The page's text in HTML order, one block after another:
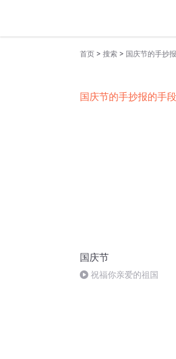
首页 > 搜索 > 国庆节的手抄
国庆节的手抄报的手
国庆节
祝福你亲爱的祖国